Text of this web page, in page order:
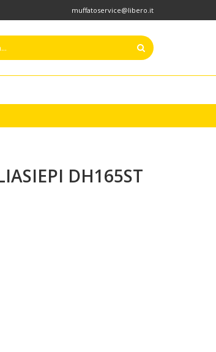
muffatoservice@libero.it
DH165ST